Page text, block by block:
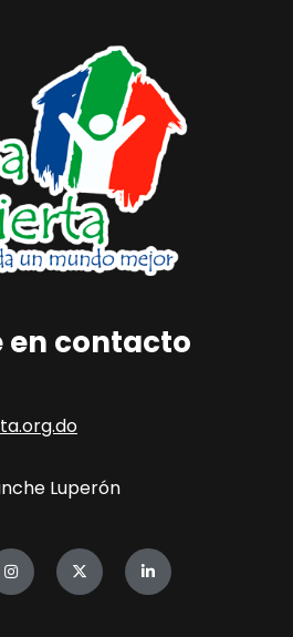
en contacto
Luperón